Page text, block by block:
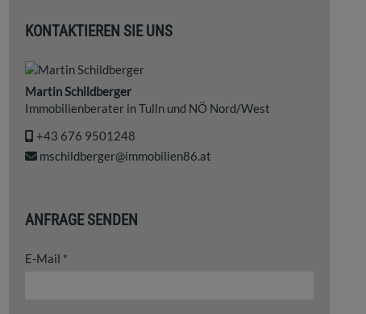
KONTAKTIEREN SIE UNS
Martin Schildberger
Immobilienberater in Tulln und NÖ Nord/West
+43 676 9501248
mschildberger@immobilien86.at
ANFRAGE SENDEN
E-Mail